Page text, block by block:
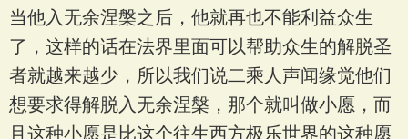
当他入无余涅槃之后，他就再也不能利益众生
了，这样的话在法界里面可以帮助众生的解脱圣
者就越来越少，所以我们说二乘人声闻缘觉他们
想要求得解脱入无余涅槃，那个就叫做小愿，而
且这种小愿是比这个往生西方极乐世界的这种愿